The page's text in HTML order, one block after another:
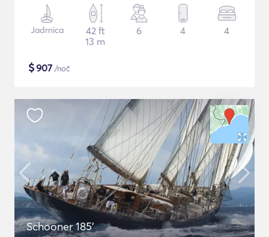
Jadrnica
42 ft
13 m
6 4 4
$907 /noč
Schooner 185'